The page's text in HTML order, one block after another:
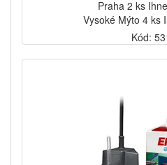
Praha 2 ks
Vysoké Mýto 4 ks
Kód: